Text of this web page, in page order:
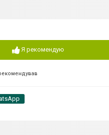
Я рекомендую